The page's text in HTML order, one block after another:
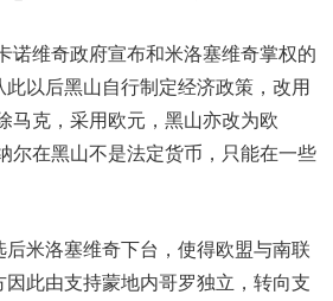
诺维奇政府宣布和米洛塞维奇掌权的
以后黑山自行制定经济政策，改用
马克，采用欧元，黑山亦改为欧
尔在黑山不是法定货币，只能在一些
后米洛塞维奇下台，使得欧盟与南联
此由支持蒙地内哥罗独立，转向支